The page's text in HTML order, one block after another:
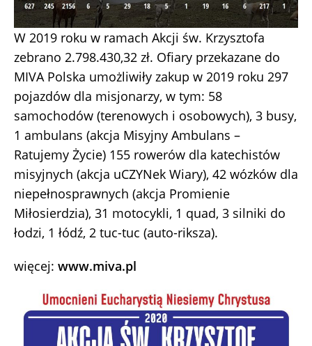
W 2019 roku w ramach Akcji św. Krzysztofa
zebrano 2.798.430,32 zł. Ofiary przekazane do
MIVA Polska umożliwiły za­kup w 2019 roku 297
pojazdów dla misjonarzy, w tym: 58
samochodów (terenowych i osobowych), 3 busy,
1 ambulans (akcja Misyjny Am­bulans –
Ratujemy Życie) 155 rowerów dla katechistów
misyjnych (akcja uCZYNek Wiary), 42 wózków dla
niepełnosprawnych (akcja Promienie
Miłosierdzia), 31 motocykli, 1 quad, 3 silniki do
łodzi, 1 łódź, 2 tuc-tuc (auto-riksza).
więcej: www.miva.pl